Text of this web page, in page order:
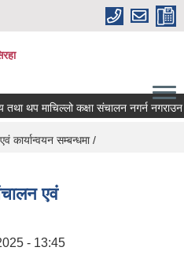
थप माचिल्लो कक्षा संचालन नगर्न नगराउन
कार्यान्वयन सम्बन्धमा /
एवं
- 13:45